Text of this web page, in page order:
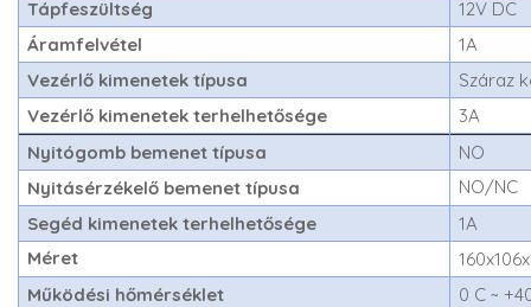
Tápfeszültség
12V DC
Áramfelvétel
1A
Vezérlő kimenetek típusa
Száraz
Vezérlő kimenetek terhelhetősége
3A
Nyitógomb bemenet típusa
NO
Nyitásérzékelő bemenet típusa
NO/NC
Segéd kimenetek terhelhetősége
1A
Méret
Működési hőmérséklet
0 C ~